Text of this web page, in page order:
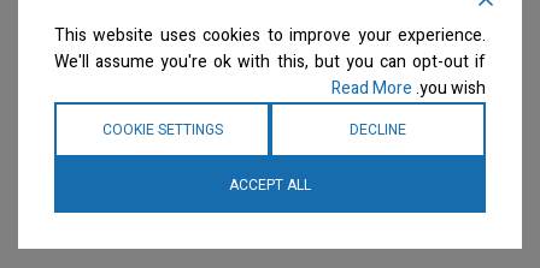
This website uses cookies to improve your experience.
We'll assume you're ok with this, but you can opt-out if
you wish.
Read More
DECLINE
COOKIE SETTINGS
ACCEPT ALL